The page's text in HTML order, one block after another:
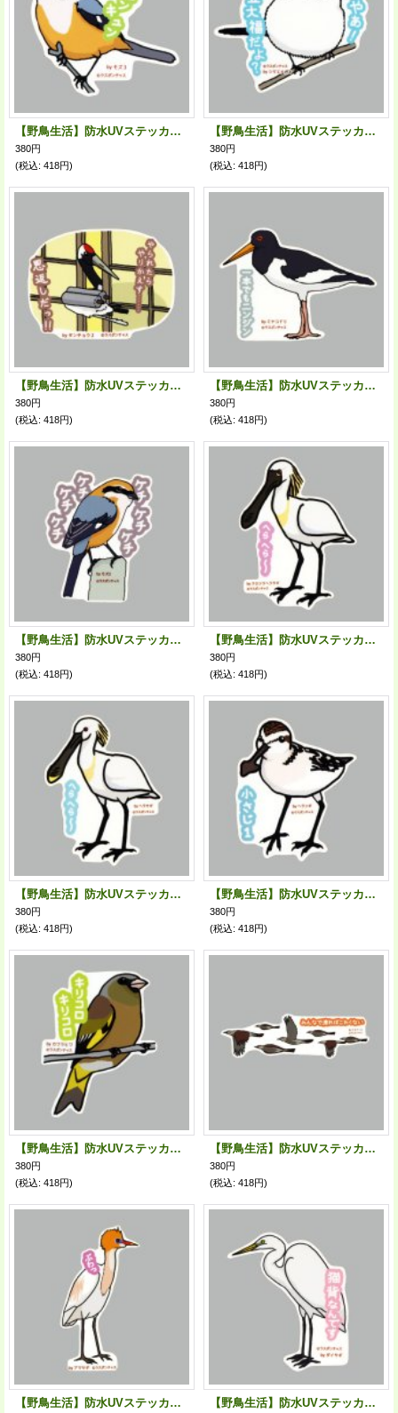
【野鳥生活】防水UVステッカー「キュンキュン」送料180円
380円
(税込: 418円)
【野鳥生活】防水UVステッカー「やぁ！ 豆大福だよ？」送料180円
380円
(税込: 418円)
【野鳥生活】防水UVステッカー「やられたらやりかえす……恩返しだっ！！」送料180円
380円
(税込: 418円)
【野鳥生活】防水UVステッカー「一本でもニンジン」送料180円
380円
(税込: 418円)
【野鳥生活】防水UVステッカー「ケチケチケチケチ」送料180円
380円
(税込: 418円)
【野鳥生活】防水UVステッカー「へらへら〜」送料180円
380円
(税込: 418円)
【野鳥生活】防水UVステッカー「へらへら〜」送料180円
380円
(税込: 418円)
【野鳥生活】防水UVステッカー「小さじ１」送料180円
380円
(税込: 418円)
【野鳥生活】防水UVステッカー「キリコロキリコロ」送料180円
380円
(税込: 418円)
【野鳥生活】防水UVステッカー「みんなで渡ればこわくない」送料180円
380円
(税込: 418円)
【野鳥生活】防水UVステッカー「ぶわっ」送料180円 【野鳥生活】防水UVステッカー「猫背なんです」送料180円